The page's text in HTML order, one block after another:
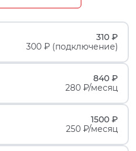
310 ₽
300 ₽ (подключение)
840 ₽
280 ₽/месяц
1500 ₽
250 ₽/месяц